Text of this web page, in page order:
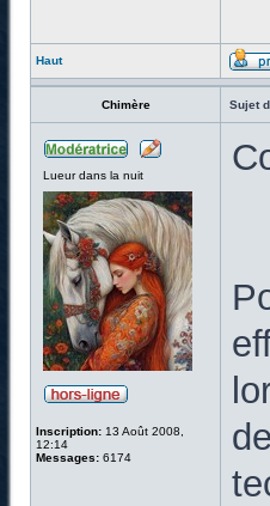
Haut
Chimère Sujet
Lueur dans la nuit
Inscription: 13 Août 2008,
12:14
Messages: 6174